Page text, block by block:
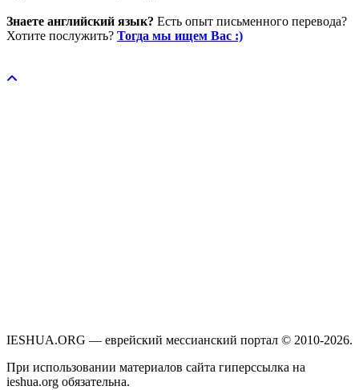
Знаете английский язык? Есть опыт письменного перевода?
Хотите послужить? Тогда мы ищем Вас :)
IESHUA.ORG — еврейский мессианский портал © 2010-2026.
При использовании материалов сайта гиперссылка на
ieshua.org обязательна.